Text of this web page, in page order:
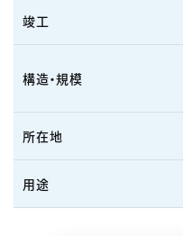
竣工
構造・規模
所在地
用途